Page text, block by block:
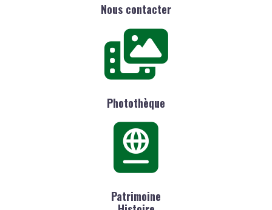
Nous contacter
Photothèque
Patrimoine